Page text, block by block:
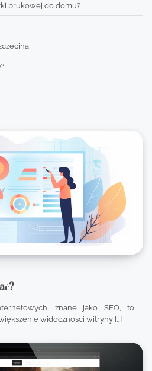
brukowej do domu?
znane jako SEO, to
widoczności witryny […]